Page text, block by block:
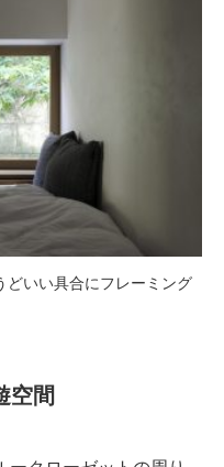
どいい具合にフレーミング
空間